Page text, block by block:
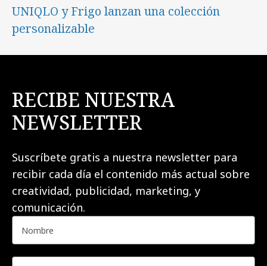
UNIQLO y Frigo lanzan una colección
personalizable
RECIBE NUESTRA
NEWSLETTER
Suscríbete gratis a nuestra newsletter para
recibir cada día el contenido más actual sobre
creatividad, publicidad, marketing, y
comunicación.